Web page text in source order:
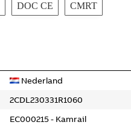
DOC CE CMRT
Nederland
2CDL230331R1060
EC000215 - Kamrail